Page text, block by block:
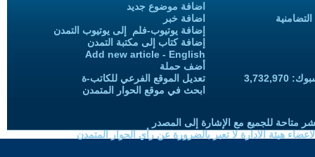
اضافة موضوع جديد
اضافة خبر
إضافة يوتيوب-فلم إلى يوتيوب التمدن
إضافة كتاب إلى مكتبة التمدن
Add new article - English
أضف حملة
تعديل الموقع الفرعي للكاتب-ة
ابحث في موقع الحوار المتمدن
متاحة للجميع مع الإشارة إلى المصدر
هيئة الادارة لا تعبر بالضرورة عن رأي الحوار المتمدن